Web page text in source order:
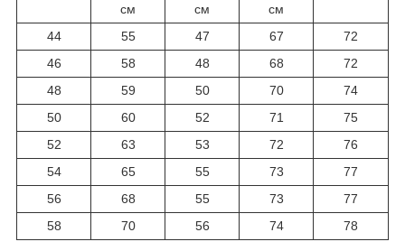
см
см
см
44 55 47 67
72
46
58 48 68
72
48
59 50 70
74
50
60 52 71
75
52
63 53 72
76
54
65 55 73
77
56
68 55 73
77
58
70 56 74 78